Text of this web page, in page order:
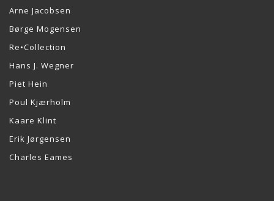
Arne Jacobsen
Børge Mogensen
Re•Collection
Hans J. Wegner
Piet Hein
Poul Kjærholm
Kaare Klint
Erik Jørgensen
Charles Eames